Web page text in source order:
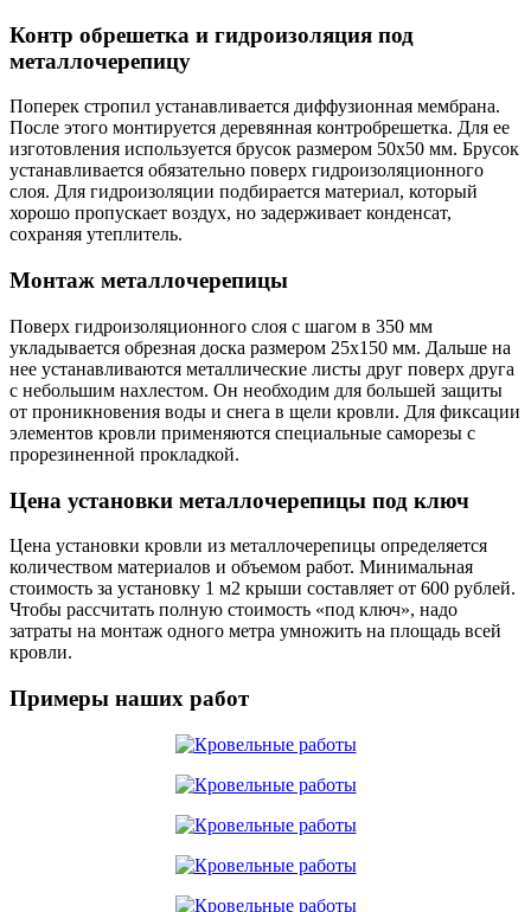
Контр обрешетка и гидроизоляция под
металлочерепицу
Поперек стропил устанавливается диффузионная мембрана.
После этого монтируется деревянная контробрешетка. Для ее
изготовления используется брусок размером 50х50 мм. Брусок
устанавливается обязательно поверх гидроизоляционного
слоя. Для гидроизоляции подбирается материал, который
хорошо пропускает воздух, но задерживает конденсат,
сохраняя утеплитель.
Монтаж металлочерепицы
Поверх гидроизоляционного слоя с шагом в 350 мм
укладывается обрезная доска размером 25х150 мм. Дальше на
нее устанавливаются металлические листы друг поверх друга
с небольшим нахлестом. Он необходим для большей защиты
от проникновения воды и снега в щели кровли. Для фиксации
элементов кровли применяются специальные саморезы с
прорезиненной прокладкой.
Цена установки металлочерепицы под ключ
Цена установки кровли из металлочерепицы определяется
количеством материалов и объемом работ. Минимальная
стоимость за установку 1 м2 крыши составляет от 600 рублей.
Чтобы рассчитать полную стоимость «под ключ», надо
затраты на монтаж одного метра умножить на площадь всей
кровли.
Примеры наших работ